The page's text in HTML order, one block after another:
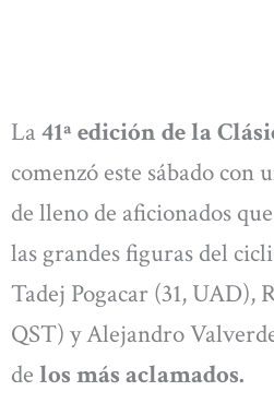
La 41ª edición de la
comenzó este sábado con
de lleno de aficionados
las grandes figuras del
Tadej Pogacar (31, UAD),
QST) y Alejandro
de los más aclamados.